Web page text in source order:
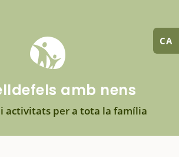
CA
amb nens
i activitats per a tota la família